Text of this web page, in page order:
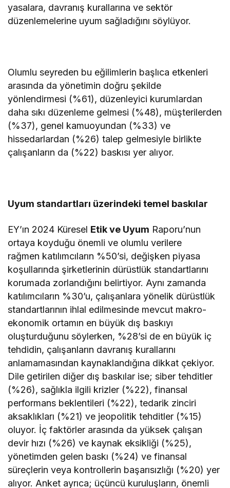
yasalara, davranış kurallarına ve sektör
düzenlemelerine uyum sağladığını söylüyor.
Olumlu seyreden bu eğilimlerin başlıca etkenleri
arasında da yönetimin doğru şekilde
yönlendirmesi (%61), düzenleyici kurumlardan
daha sıkı düzenleme gelmesi (%48), müşterilerden
(%37), genel kamuoyundan (%33) ve
hissedarlardan (%26) talep gelmesiyle birlikte
çalışanların da (%22) baskısı yer alıyor.
Uyum standartları üzerindeki temel baskılar
EY’ın 2024 Küresel Etik ve Uyum Raporu’nun
ortaya koyduğu önemli ve olumlu verilere
rağmen katılımcıların %50’si, değişken piyasa
koşullarında şirketlerinin dürüstlük standartlarını
korumada zorlandığını belirtiyor. Aynı zamanda
katılımcıların %30’u, çalışanlara yönelik dürüstlük
standartlarının ihlal edilmesinde mevcut makro-
ekonomik ortamın en büyük dış baskıyı
oluşturduğunu söylerken, %28’si de en büyük iç
tehdidin, çalışanların davranış kurallarını
anlamamasından kaynaklandığına dikkat çekiyor.
Dile getirilen diğer dış baskılar ise; siber tehditler
(%26), sağlıkla ilgili krizler (%22), finansal
performans beklentileri (%22), tedarik zinciri
aksaklıkları (%21) ve jeopolitik tehditler (%15)
oluyor. İç faktörler arasında da yüksek çalışan
devir hızı (%26) ve kaynak eksikliği (%25),
yönetimden gelen baskı (%24) ve finansal
süreçlerin veya kontrollerin başarısızlığı (%20) yer
alıyor. Anket ayrıca; üçüncü kuruluşların, önemli